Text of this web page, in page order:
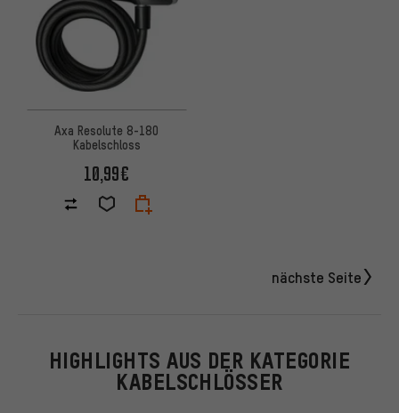
Axa Resolute 8-180
Kabelschloss
10,99€
nächste Seite
HIGHLIGHTS AUS DER KATEGORIE
KABELSCHLÖSSER